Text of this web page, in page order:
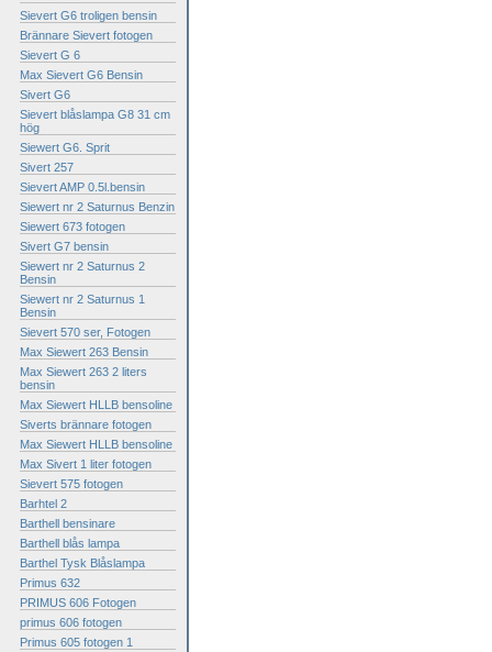
Sievert G6 troligen bensin
Brännare Sievert fotogen
Sievert G 6
Max Sievert G6 Bensin
Sivert G6
Sievert blåslampa G8 31 cm
hög
Siewert G6. Sprit
Sivert 257
Sievert AMP 0.5l.bensin
Siewert nr 2 Saturnus Benzin
Siewert 673 fotogen
Sivert G7 bensin
Siewert nr 2 Saturnus 2
Bensin
Siewert nr 2 Saturnus 1
Bensin
Sievert 570 ser, Fotogen
Max Siewert 263 Bensin
Max Siewert 263 2 liters
bensin
Max Siewert HLLB bensoline
Siverts brännare fotogen
Max Siewert HLLB bensoline
Max Sivert 1 liter fotogen
Sievert 575 fotogen
Barhtel 2
Barthell bensinare
Barthell blås lampa
Barthel Tysk Blåslampa
Primus 632
PRIMUS 606 Fotogen
primus 606 fotogen
Primus 605 fotogen 1